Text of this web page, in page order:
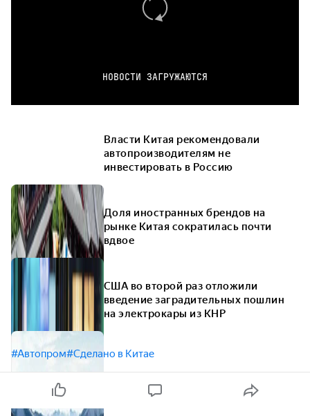
НОВОСТИ ЗАГРУЖАЮТСЯ
Власти Китая рекомендовали
автопроизводителям не
инвестировать в Россию
Доля иностранных брендов на
рынке Китая сократилась почти
вдвое
США во второй раз отложили
введение заградительных пошлин
на электрокары из КНР
#Автопром#Сделано в Китае